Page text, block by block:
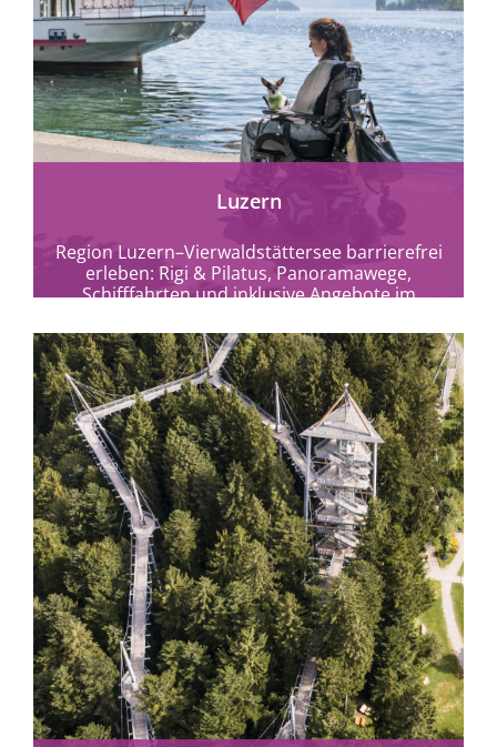
mehr erfahren
Luzern
Region Luzern–Vierwaldstättersee barrierefrei
erleben: Rigi & Pilatus, Panoramawege,
Schifffahrten und inklusive Angebote im
mehr erfahren